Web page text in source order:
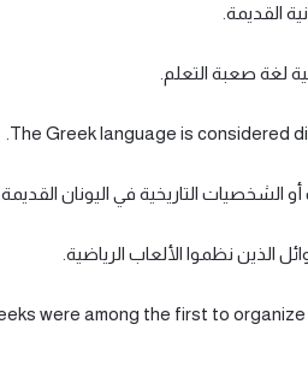
القديمة.
لغة صعبة التعلم.
الشخصيات التاريخية في اليونان القديمة.
الذين نظموا الألعاب الرياضية.